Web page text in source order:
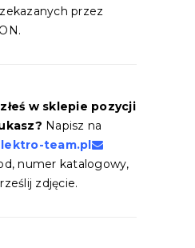
przez
w sklepie pozycji
Napisz na
team.pl
numer katalogowy,
zdjęcie.